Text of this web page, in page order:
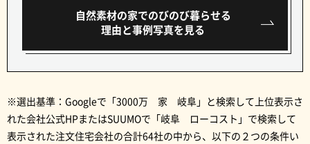
自然素材の家でのびのび暮らせる
理由と事例写真を見る
※選出基準：Googleで「3000万 家 岐阜」と検索して上位表示さ
れた会社公式HPまたはSUUMOで「岐阜 ローコスト」で検索して
表示された注文住宅会社の合計64社の中から、以下の２つの条件い